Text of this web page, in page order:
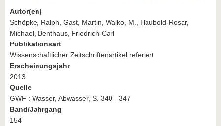
Autor(en)
Schöpke, Ralph, Gast, Martin, Walko, M., Haubold-Rosar,
Michael, Benthaus, Friedrich-Carl
Publikationsart
Wissenschaftlicher Zeitschriftenartikel referiert
Erscheinungsjahr
2013
Quelle
GWF : Wasser, Abwasser, S. 340 - 347
Band/Jahrgang
154